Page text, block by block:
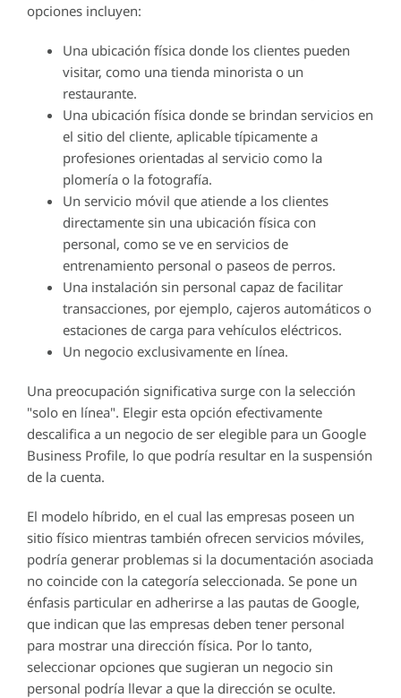
opciones incluyen:
Una ubicación física donde los clientes pueden
visitar, como una tienda minorista o un
restaurante.
Una ubicación física donde se brindan servicios en
el sitio del cliente, aplicable típicamente a
profesiones orientadas al servicio como la
plomería o la fotografía.
Un servicio móvil que atiende a los clientes
directamente sin una ubicación física con
personal, como se ve en servicios de
entrenamiento personal o paseos de perros.
Una instalación sin personal capaz de facilitar
transacciones, por ejemplo, cajeros automáticos o
estaciones de carga para vehículos eléctricos.
Un negocio exclusivamente en línea.
Una preocupación significativa surge con la selección
"solo en línea". Elegir esta opción efectivamente
descalifica a un negocio de ser elegible para un Google
Business Profile, lo que podría resultar en la suspensión
de la cuenta.
El modelo híbrido, en el cual las empresas poseen un
sitio físico mientras también ofrecen servicios móviles,
podría generar problemas si la documentación asociada
no coincide con la categoría seleccionada. Se pone un
énfasis particular en adherirse a las pautas de Google,
que indican que las empresas deben tener personal
para mostrar una dirección física. Por lo tanto,
seleccionar opciones que sugieran un negocio sin
personal podría llevar a que la dirección se oculte.